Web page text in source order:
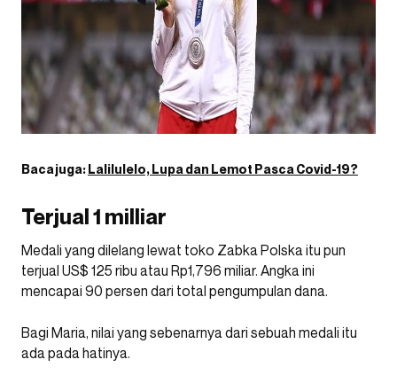
Baca juga:Lalilulelo, Lupa dan Lemot Pasca Covid-19?
Terjual 1 milliar
Medali yang dilelang lewat toko Zabka Polska itu pun
terjual US$ 125 ribu atau Rp1,796 miliar. Angka ini
mencapai 90 persen dari total pengumpulan dana.
Bagi Maria, nilai yang sebenarnya dari sebuah medali itu
ada pada hatinya.